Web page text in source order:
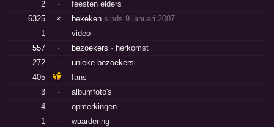
2
·
feesten elders
6325
× bekekensinds 9 januari 2007
1
·
video
557
· bezoekers · herkomst
272
·
unieke bezoekers
405
fans
3
·
albumfoto's
4
·
opmerkingen
1
·
waardering